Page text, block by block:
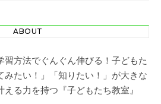
ABOUT
習方法でぐんぐん伸びる！子どもた
みたい！」「知りたい！」が大きな
る力を持つ『子どもたち教室』